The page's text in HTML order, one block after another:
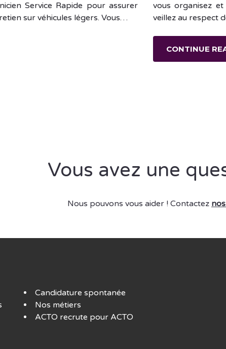
Service Rapide pour assurer
sur véhicules légers. Vous…
vous organisez
veillez au respect
CONTINUE
Vous avez une
Nous pouvons vous aider ! Contactez
Candidature spontanée
Nos métiers
ACTO recrute pour ACTO